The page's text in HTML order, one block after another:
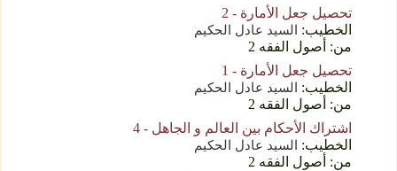
تحصیل جعل الأمارة - 2
الخطيب: السید عادل الحکیم
من: أصول الفقه 2
تحصیل جعل الأمارة - 1
الخطيب: السید عادل الحکیم
من: أصول الفقه 2
اشتراك الأحكام بين العالم و الجاهل - 4
الخطيب: السید عادل الحکیم
من: أصول الفقه 2